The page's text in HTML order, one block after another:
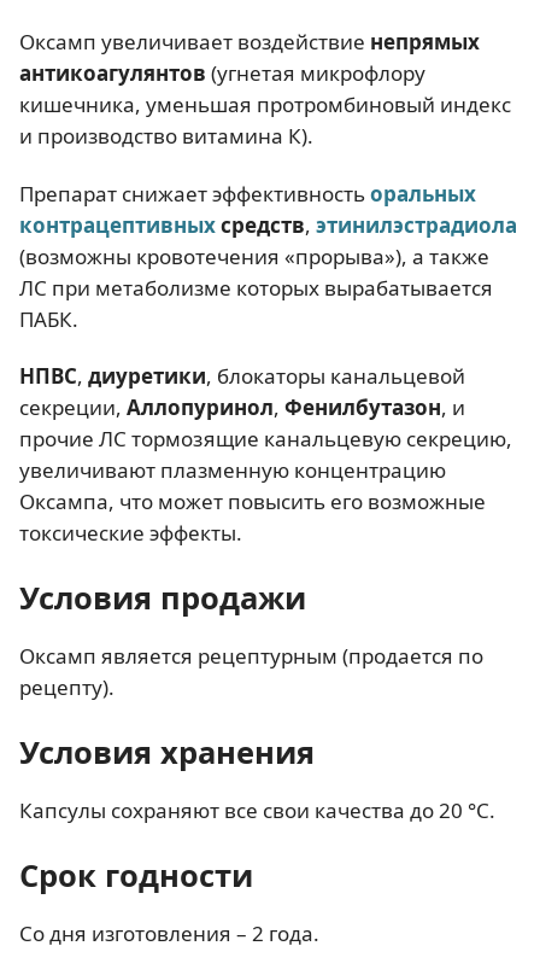
Оксамп увеличивает воздействие непрямых
антикоагулянтов (угнетая микрофлору
кишечника, уменьшая протромбиновый индекс
и производство витамина К).
Препарат снижает эффективностьоральных
контрацептивныхсредств, этинилэстрадиола
(возможны кровотечения «прорыва»), а также
ЛС при метаболизме которых вырабатывается
ПАБК.
НПВС, диуретики, блокаторы канальцевой
секреции, Аллопуринол, Фенилбутазон, и
прочие ЛС тормозящие канальцевую секрецию,
увеличивают плазменную концентрацию
Оксампа, что может повысить его возможные
токсические эффекты.
Условия продажи
Оксамп является рецептурным (продается по
рецепту).
Условия хранения
Капсулы сохраняют все свои качества до 20 °C.
Срок годности
Со дня изготовления – 2 года.